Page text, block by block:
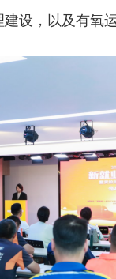
设，以及有氧